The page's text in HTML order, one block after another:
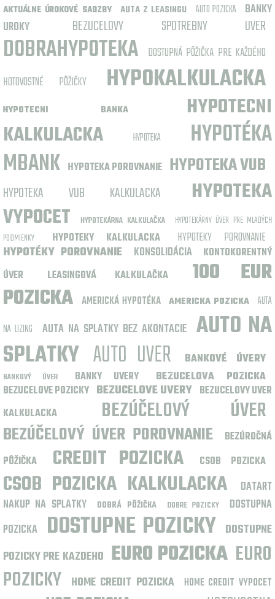
AKTUÁLNE ÚROKOVÉ SADZBY AUTA Z LEASINGU AUTO POZICKA BANKY
UROKY
BEZUCELOVY SPOTREBNY UVER
DOBRAHYPOTEKA DOSTUPNÁ PÔŽIČKA PRE KAŽDÉHO
HOTOVOSTNÉ PÔŽIČKY
HYPOKALKULACKA
HYPOTECNI BANKA
HYPOTECNI
KALKULACKA
HYPOTEKA
HYPOTÉKA
MBANK HYPOTEKA POROVNANIE HYPOTEKA VUB
HYPOTEKA VUB KALKULACKA
HYPOTEKA
VYPOCET
HYPOTEKÁRNA KALKULAČKA
HYPOTEKÁRNY ÚVER PRE MLADÝCH
PODMIENKY
HYPOTEKY KALKULACKA
HYPOTEKY POROVNANIE
HYPOTÉKY POROVNANIE
KONSOLIDÁCIA
KONTOKORENTNÝ
ÚVER
LEASINGOVÁ KALKULAČKA
100 EUR
POZICKA AMERICKÁ HYPOTÉKA AMERICKA POZICKA
AUTA
NA LIZING
AUTA NA SPLATKY BEZ AKONTACIE AUTO NA
SPLATKY AUTO UVER BANKOVÉ ÚVERY
BANKOVÝ ÚVER BANKY UVERY
BEZUCELOVA POZICKA
BEZUCELOVE POZICKY BEZUCELOVE UVERY BEZUCELOVY UVER
KALKULACKA
BEZÚČELOVÝ ÚVER
BEZÚČELOVÝ ÚVER POROVNANIE
BEZÚROČNÁ
PÔŽIČKA
CREDIT POZICKA CSOB POZICKA
CSOB POZICKA KALKULACKA
DATART
NAKUP NA SPLATKY
DOBRÁ PÔŽIČKA DOBRE POZICKY
DOSTUPNA
POZICKA DOSTUPNE POZICKY DOSTUPNE
POZICKY PRE KAZDEHO EURO POZICKA EURO
POZICKY HOME CREDIT POZICKA
HOME CREDIT VYPOCET